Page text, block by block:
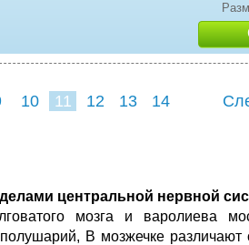
10 11 12 13 14
центральной нервной
мозга и варолиева
В мозжечке различают